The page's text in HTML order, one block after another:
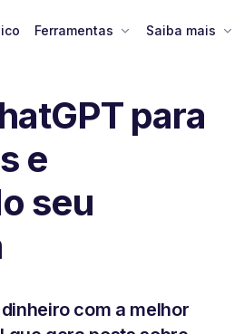
Ferramentas Saiba mais
para
e
seu
com a melhor